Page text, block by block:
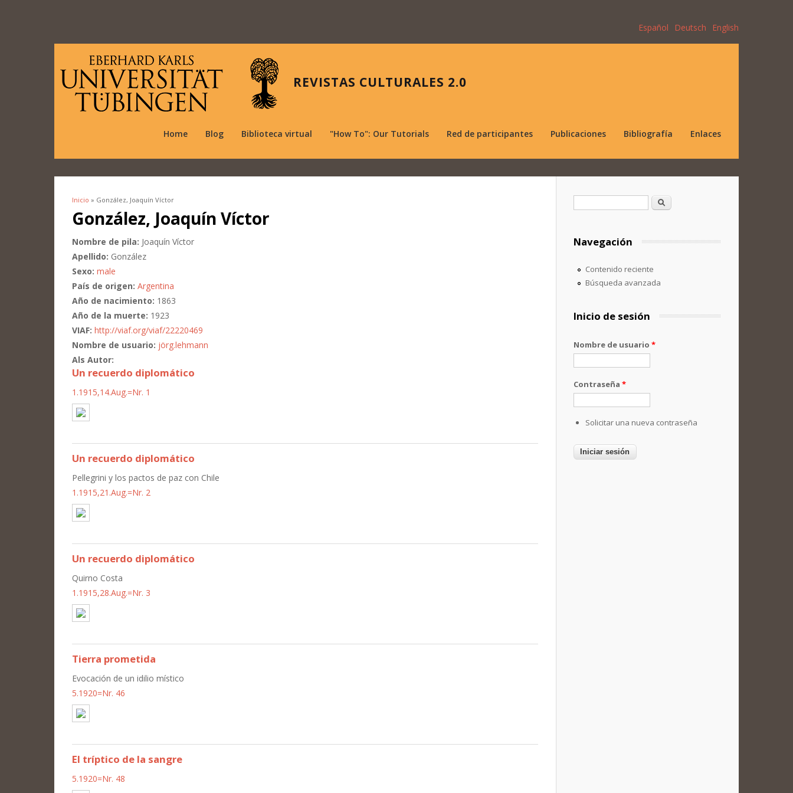
Español Deutsch English
REVISTAS CULTURALES 2.0
Home Blog Biblioteca virtual "How To": Our Tutorials Red de participantes Publicaciones Bibliografía Enlaces
Se encuentra usted aquí
Inicio » González, Joaquín Víctor
González, Joaquín Víctor
Nombre de pila: Joaquín Víctor
Apellido: González
Sexo: male
País de origen: Argentina
Año de nacimiento: 1863
Año de la muerte: 1923
VIAF: http://viaf.org/viaf/22220469
Nombre de usuario: jörg.lehmann
Als Autor:
Un recuerdo diplomático
1.1915,14.Aug.=Nr. 1
Un recuerdo diplomático
Pellegrini y los pactos de paz con Chile
1.1915,21.Aug.=Nr. 2
Un recuerdo diplomático
Quirno Costa
1.1915,28.Aug.=Nr. 3
Tierra prometida
Evocación de un idilio místico
5.1920=Nr. 46
El tríptico de la sangre
5.1920=Nr. 48
Formulario de búsqueda
Buscar
Navegación
Contenido reciente
Búsqueda avanzada
Inicio de sesión
Nombre de usuario *
Contraseña *
Solicitar una nueva contraseña